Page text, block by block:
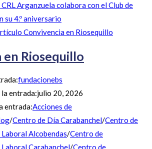
CRL Arganzuela colabora con el Club de
su 4.º aniversario
en Riosequillo
fundacionebs
entrada:julio 20, 2026
entrada:Acciones de
/Centro de Día Carabanchel/Centro de
Alcobendas/Centro de